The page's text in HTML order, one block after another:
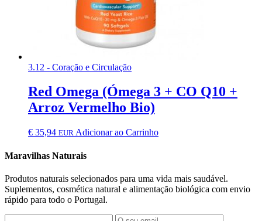
3.12 - Coração e Circulação
Red Omega (Ómega 3 + CO Q10 +
Arroz Vermelho Bio)
€ 35,94 EUR Adicionar ao Carrinho
Maravilhas Naturais
Produtos naturais selecionados para uma vida mais saudável.
Suplementos, cosmética natural e alimentação biológica com envio
rápido para todo o Portugal.